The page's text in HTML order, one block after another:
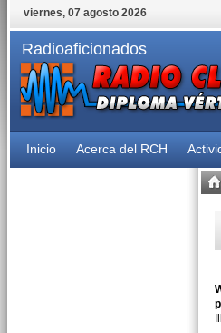
viernes, 07 agosto 2026
Radioaficionados
Inicio Acerca del RCH